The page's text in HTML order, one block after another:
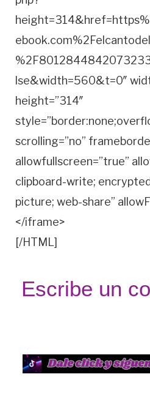
lse&width=560&t=0″
height=”314″
scrolling=”no”
allowfullscreen=”true”
clipboard-write;
picture; web-share”
</iframe>
[/HTML]
Escribe un